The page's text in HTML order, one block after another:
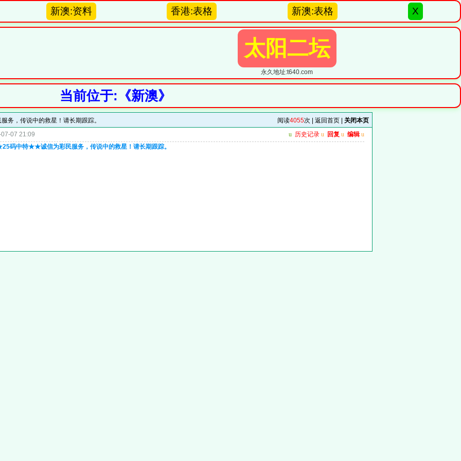
新澳:资料 香港:表格 新澳:表格 X
太阳二坛
永久地址:t640.com
当前位于:《新澳》
，传说中的救星！请长期跟踪。 阅读4055次 | 返回首页 关闭本页
07 21:09 u 历史记录 u 回复 u 编辑 u
中特★★诚信为彩民服务，传说中的救星！请长期跟踪。